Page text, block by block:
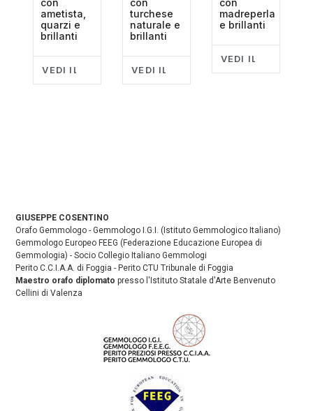
con
ametista,
quarzi e
brillanti
VEDI IL PRODOTTO
con
turchese
naturale e
brillanti
VEDI IL PRODOTTO
con
madreperla
e brillanti
VEDI IL
GIUSEPPE COSENTINO
Orafo Gemmologo - Gemmologo I.G.I. (Istituto Gemmologico Italiano)
Gemmologo Europeo FEEG (Federazione Educazione Europea di
Gemmologia) - Socio Collegio Italiano Gemmologi
Perito C.C.I.A.A. di Foggia - Perito CTU Tribunale di Foggia
Maestro orafo diplomato presso l'Istituto Statale d'Arte Benvenuto
Cellini di Valenza